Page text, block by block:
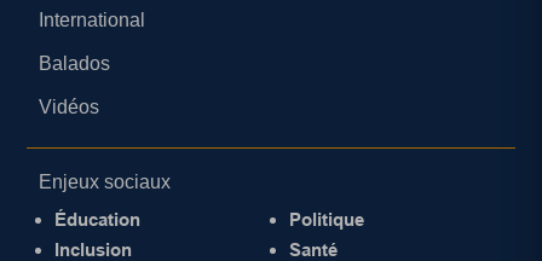
International
Balados
Vidéos
Enjeux sociaux
Éducation
Inclusion
Politique
Santé